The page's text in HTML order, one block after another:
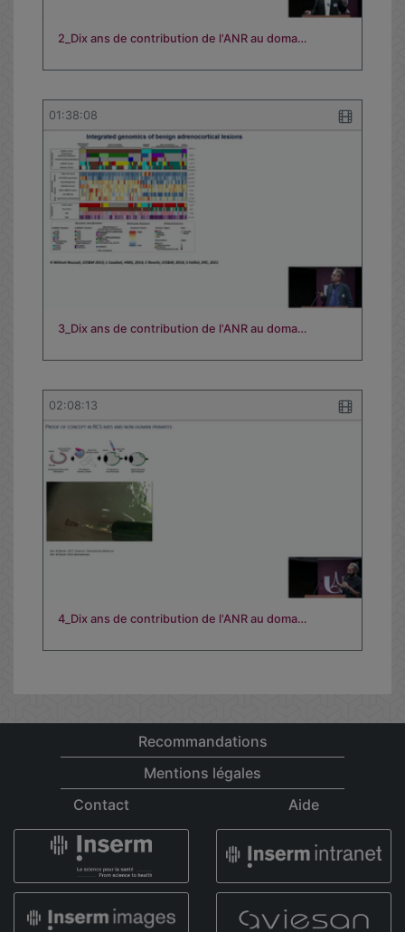
2_Dix ans de contribution de l'ANR au doma…
01:38:08
3_Dix ans de contribution de l'ANR au doma…
02:08:13
4_Dix ans de contribution de l'ANR au doma…
Recommandations
Mentions légales
Contact
Aide